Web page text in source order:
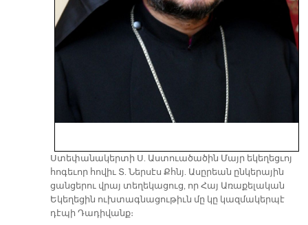
Ստեփանակերտի Ս. Աստուածածին Մայր եկեղեցւոյ
հոգեւոր հովիւ Տ. Ներսէս Քհնյ. Ասըրեան ընկերային
ցանցերու վրայ տեղեկացուց, որ Հայ Առաքելական
Եկեղեցին ուխտագնացութիւն մը կը կազմակերպէ
դէպի Դադիվանք։